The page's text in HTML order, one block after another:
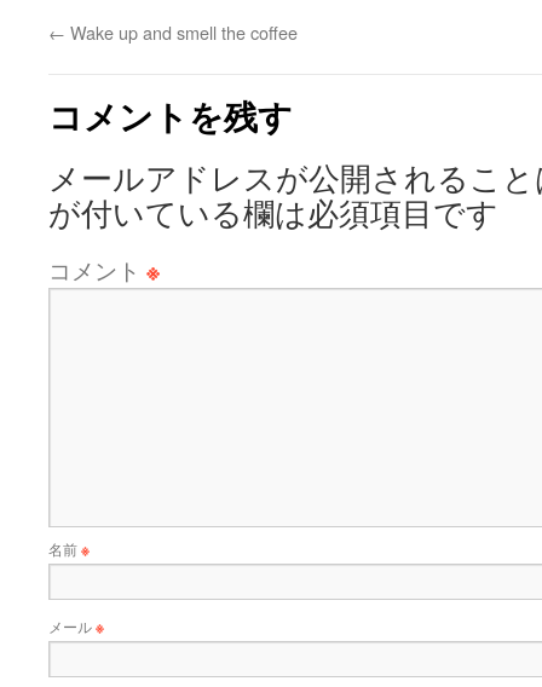
← Wake up and smell the coffee
コメントを残す
メールアドレスが公開されるこ
が付いている欄は必須項目です
コメント ※
名前※
メール※